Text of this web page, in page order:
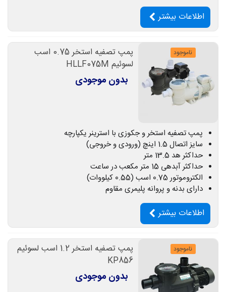
اطلاعات بیشتر
ناموجود
پمپ تصفیه استخر 0.75 اسب
لسوئیم HLLF075M
بدون موجودی
پمپ تصفیه استخر و جکوزی با استرینر یکپارچه
سایز اتصال 1.5 اینچ (ورودی و خروجی)
حداکثر هد 13.5 متر
حداکثر آبدهی 15 متر مکعب در ساعت
الکتروموتور 0.75 اسب (0.55 کیلووات)
دارای بدنه و پروانه پلیمری مقاوم
اطلاعات بیشتر
ناموجود
پمپ تصفیه استخر 1.2 اسب لسوئیم
KP856
بدون موجودی